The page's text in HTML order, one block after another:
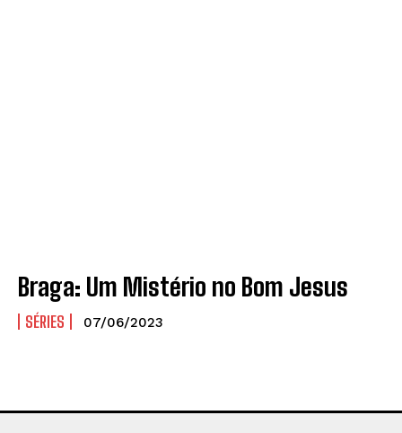
Braga: Um Mistério no Bom Jesus
SÉRIES 07/06/2023